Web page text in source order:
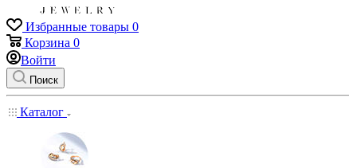
Избранные товары 0
Корзина 0
Войти
Поиск
Каталог